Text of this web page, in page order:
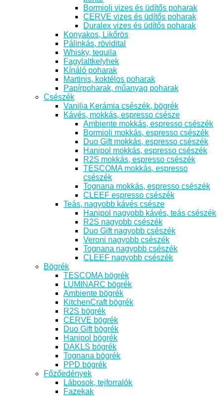
Bormioli vizes és üdítős poharak
CERVE vizes és üdítős poharak
Duralex vizes és üdítős poharak
Konyakos, Likőrös
Pálinkás, rövidital
Whisky, tequila
Fagylaltkelyhek
Kínáló poharak
Martinis, koktélos poharak
Papírpoharak, műanyag poharak
Csészék
Vanilia Kerámia csészék, bögrék
Kávés, mokkás, espresso csésze
Ambiente mokkás, espresso csészék
Bormioli mokkás, espresso csészék
Duo Gift mokkás, espresso csészék
Hanipol mokkás, espresso csészék
R2S mokkás, espresso csészék
TESCOMA mokkás, espresso
csészék
Tognana mokkás, espresso csészék
CLEEF espresso csészék
Teás, nagyobb kávés csésze
Hanipol nagyobb kávés, teás csészék
R2S nagyobb csészék
Duo Gift nagyobb csészék
Veroni nagyobb csészék
Tognana nagyobb csészék
CLEEF nagyobb csészék
Bögrék
TESCOMA bögrék
LUMINARC bögrék
Ambiente bögrék
KitchenCraft bögrék
R2S bögrék
CERVE bögrék
Duo Gift bögrék
Hanipol bögrék
DAKLS bögrék
Tognana bögrék
PPD bögrék
Főzőedények
Lábosok, tejforralók
Fazekak